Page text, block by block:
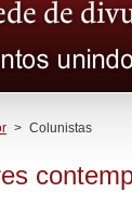
> Colunistas